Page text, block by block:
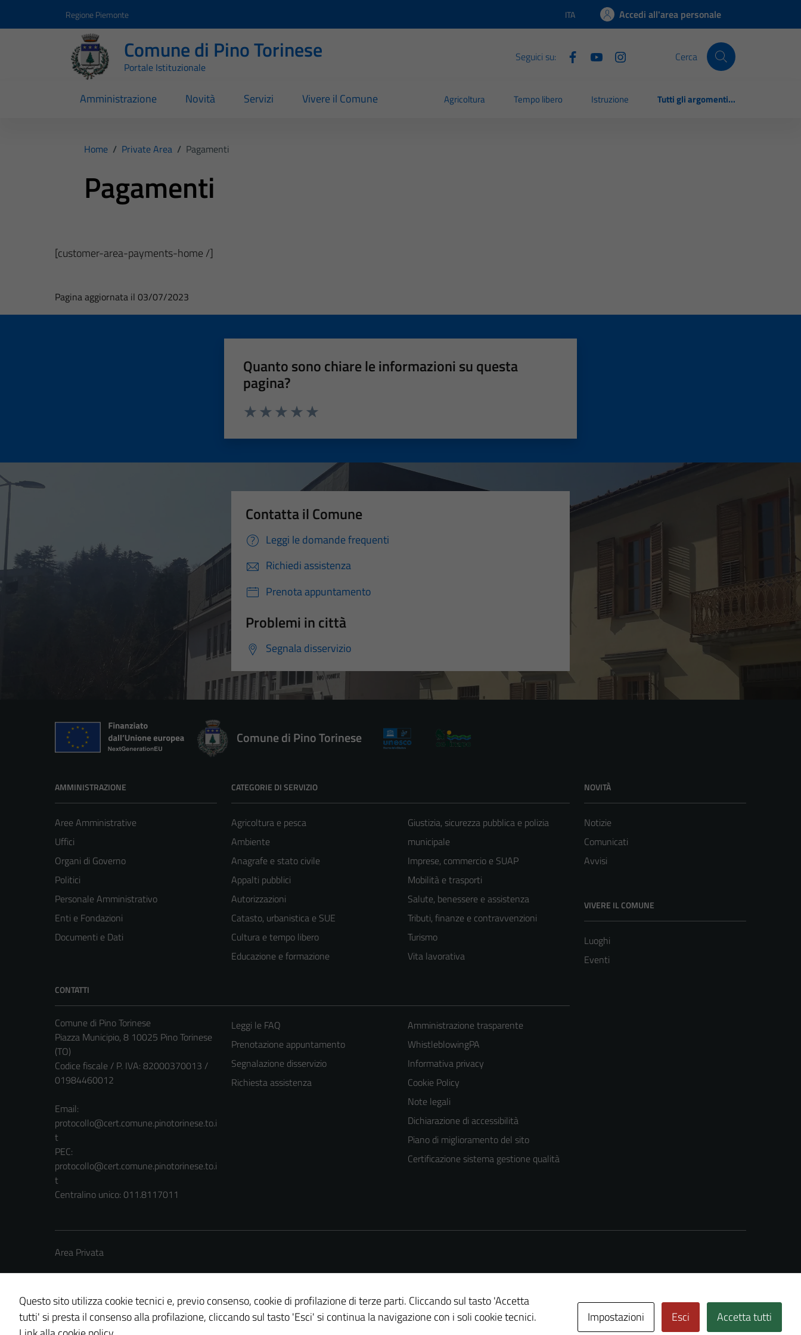
Regione Piemonte Lingua attiva:
ITA Accedi all'area personale
Comune di Pino Torinese
Portale Istituzionale
Seguici su: Cerca
Amministrazione Novità Servizi Vivere il Comune Agricoltura Tempo libero Istruzione Tutti gli argomenti...
Home / Private Area / Pagamenti
Pagamenti
[customer-area-payments-home /]
Pagina aggiornata il 03/07/2023
Quanto sono chiare le informazioni su questa
pagina?
Contatta il Comune
Leggi le domande frequenti
Richiedi assistenza
Prenota appuntamento
Problemi in città
Segnala disservizio
Comune di Pino Torinese
AMMINISTRAZIONE
Aree Amministrative
Uffici
Organi di Governo
Politici
Personale Amministrativo
Enti e Fondazioni
Documenti e Dati
CATEGORIE DI SERVIZIO
Agricoltura e pesca
Ambiente
Anagrafe e stato civile
Appalti pubblici
Autorizzazioni
Catasto, urbanistica e SUE
Cultura e tempo libero
Educazione e formazione
Giustizia, sicurezza pubblica e polizia
municipale
Imprese, commercio e SUAP
Mobilità e trasporti
Salute, benessere e assistenza
Tributi, finanze e contravvenzioni
Turismo
Vita lavorativa
NOVITÀ
Notizie
Comunicati
Avvisi
VIVERE IL COMUNE
Luoghi
Eventi
CONTATTI
Comune di Pino Torinese
Piazza Municipio, 8 10025 Pino Torinese
(TO)
Codice fiscale / P. IVA: 82000370013 /
01984460012
Email:
protocollo@cert.comune.pinotorinese.to.i
t
PEC:
protocollo@cert.comune.pinotorinese.to.i
t
Centralino unico: 011.8117011
Leggi le FAQ
Prenotazione appuntamento
Segnalazione disservizio
Richiesta assistenza
Amministrazione trasparente
WhistleblowingPA
Informativa privacy
Cookie Policy
Note legali
Dichiarazione di accessibilità
Piano di miglioramento del sito
Certificazione sistema gestione qualità
Area Privata
Credits: © Technical Design s.r.l.
Questo sito utilizza cookie tecnici e, previo consenso, cookie di profilazione di terze parti. Cliccando sul tasto 'Accetta
tutti' si presta il consenso alla profilazione, cliccando sul tasto 'Esci' si continua la navigazione con i soli cookie tecnici.
Impostazioni Esci Accetta tutti